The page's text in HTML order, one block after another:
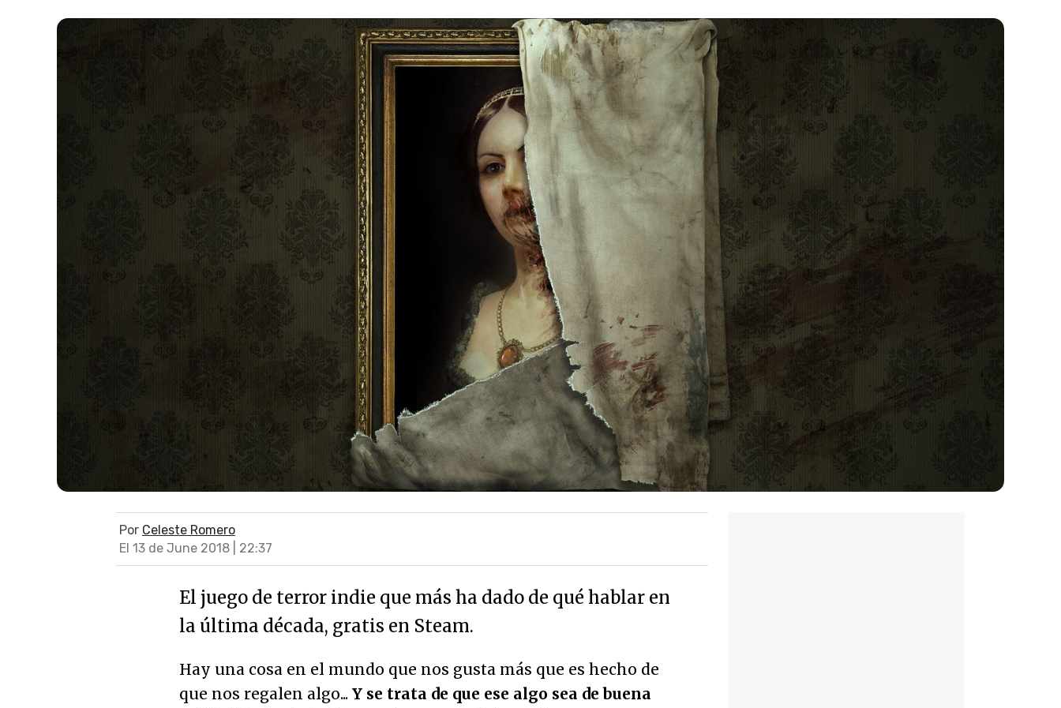
Por Celeste Romero
El 13 de June 2018 | 22:37
El juego de terror indie que más ha dado de qué hablar en
la última década, gratis en Steam.
Hay una cosa en el mundo que nos gusta más que es hecho de
que nos regalen algo... Y se trata de que ese algo sea de buena